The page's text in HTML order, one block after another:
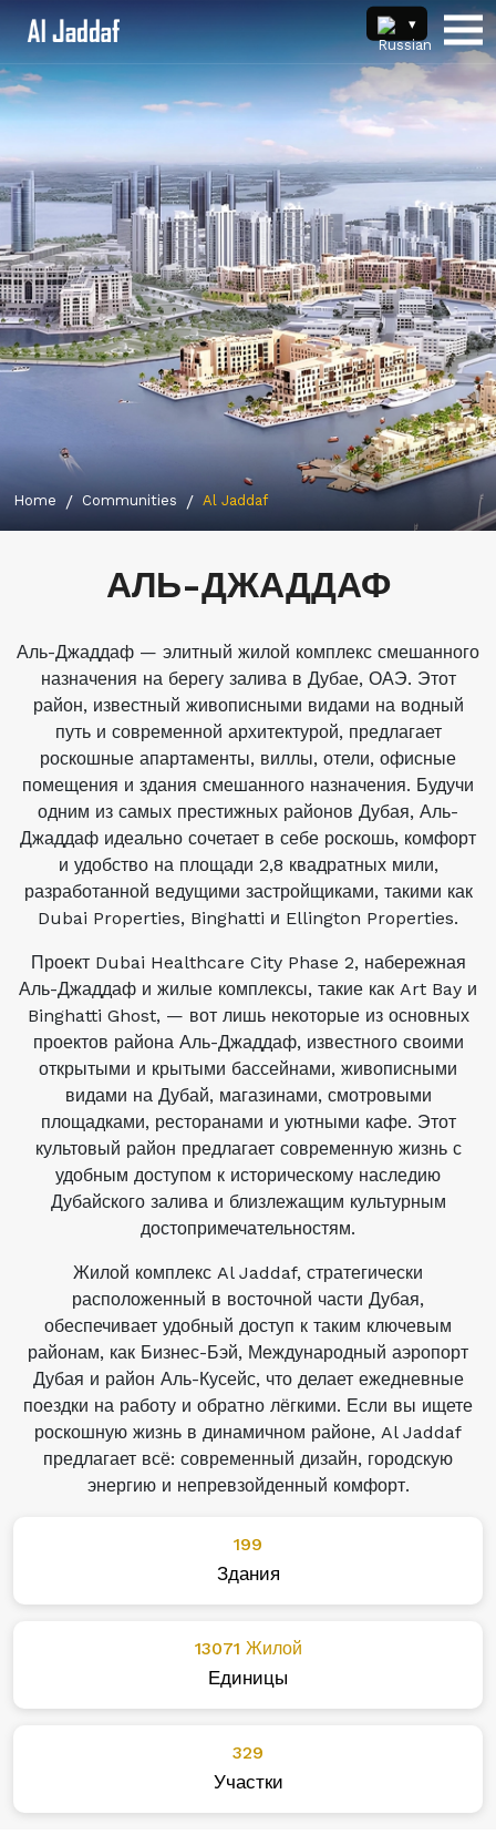
Home Communities Al Jaddaf
АЛЬ-ДЖАДДАФ
Аль-Джаддаф — элитный жилой комплекс смешанного
назначения на берегу залива в Дубае, ОАЭ. Этот
район, известный живописными видами на водный
путь и современной архитектурой, предлагает
роскошные апартаменты, виллы, отели, офисные
помещения и здания смешанного назначения. Будучи
одним из самых престижных районов Дубая, Аль-
Джаддаф идеально сочетает в себе роскошь, комфорт
и удобство на площади 2,8 квадратных мили,
разработанной ведущими застройщиками, такими как
Dubai Properties, Binghatti и Ellington Properties.
Проект Dubai Healthcare City Phase 2, набережная
Аль-Джаддаф и жилые комплексы, такие как Art Bay и
Binghatti Ghost, — вот лишь некоторые из основных
проектов района Аль-Джаддаф, известного своими
открытыми и крытыми бассейнами, живописными
видами на Дубай, магазинами, смотровыми
площадками, ресторанами и уютными кафе. Этот
культовый район предлагает современную жизнь с
удобным доступом к историческому наследию
Дубайского залива и близлежащим культурным
достопримечательностям.
Жилой комплекс Al Jaddaf, стратегически
расположенный в восточной части Дубая,
обеспечивает удобный доступ к таким ключевым
районам, как Бизнес-Бэй, Международный аэропорт
Дубая и район Аль-Кусейс, что делает ежедневные
поездки на работу и обратно лёгкими. Если вы ищете
роскошную жизнь в динамичном районе, Al Jaddaf
предлагает всё: современный дизайн, городскую
энергию и непревзойденный комфорт.
199
Здания
13071 Жилой
Единицы
329
Участки